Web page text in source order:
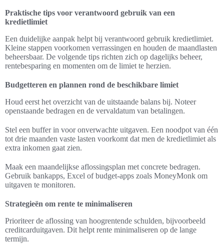
Praktische tips voor verantwoord gebruik van een
kredietlimiet
Een duidelijke aanpak helpt bij verantwoord gebruik kredietlimiet.
Kleine stappen voorkomen verrassingen en houden de maandlasten
beheersbaar. De volgende tips richten zich op dagelijks beheer,
rentebesparing en momenten om de limiet te herzien.
Budgetteren en plannen rond de beschikbare limiet
Houd eerst het overzicht van de uitstaande balans bij. Noteer
openstaande bedragen en de vervaldatum van betalingen.
Stel een buffer in voor onverwachte uitgaven. Een noodpot van één
tot drie maanden vaste lasten voorkomt dat men de kredietlimiet als
extra inkomen gaat zien.
Maak een maandelijkse aflossingsplan met concrete bedragen.
Gebruik bankapps, Excel of budget-apps zoals MoneyMonk om
uitgaven te monitoren.
Strategieën om rente te minimaliseren
Prioriteer de aflossing van hoogrentende schulden, bijvoorbeeld
creditcarduitgaven. Dit helpt rente minimaliseren op de lange
termijn.